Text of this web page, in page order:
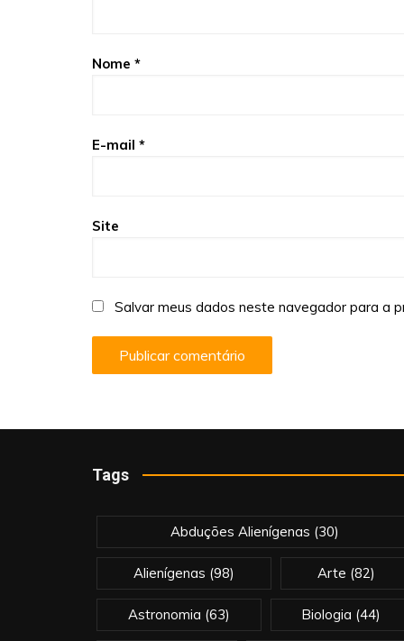
Nome *
E-mail *
Site
Salvar meus dados neste navegador para a
Tags
Abduções Alienígenas (30)
Alienígenas (98) Arte (82)
Astronomia (63) Biologia (44)